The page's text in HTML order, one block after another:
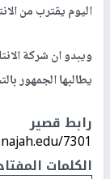
اليوم يقترب من
ويبدو ان شركة
يطالبها الجمهور
رابط قصير
7301/
الكلمات